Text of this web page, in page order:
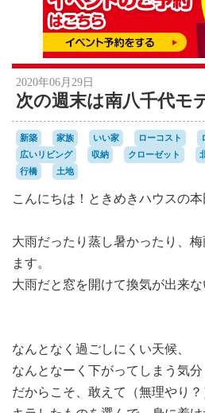
2020年06月29日
次の週末は南八千代モ
新築 家族 いい家 ローコスト
広いリビング
収納 クローゼット
行橋
土地
こんにちは！ときめきハウスの本
大雨だったり蒸し暑かったり、
ます。
大雨だと窓を開けて換気が出来な
なんとなく過ごしにくい天候、
なんとなーく下がってしまう気分
だからこそ、敢えて（無理やり